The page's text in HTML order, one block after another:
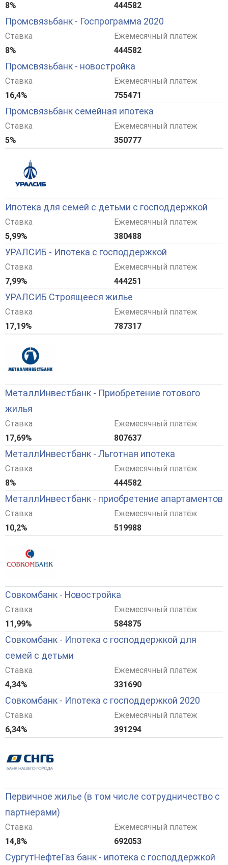
8%
444582
Промсвязьбанк - Госпрограмма 2020
Ставка
8%
Ежемесячный платёж
444582
Промсвязьбанк - новостройка
Ставка
16,4%
Ежемесячный платёж
755471
Промсвязьбанк семейная ипотека
Ставка
5%
Ежемесячный платёж
350777
Ипотека для семей с детьми с господдержкой
Ставка
5,99%
Ежемесячный платёж
380488
УРАЛСИБ - Ипотека с господдержкой
Ставка
7,99%
Ежемесячный платёж
444251
УРАЛСИБ Строящееся жилье
Ставка
17,19%
Ежемесячный платёж
787317
МеталлИнвестбанк - Приобретение готового
жилья
Ставка
17,69%
Ежемесячный платёж
807637
МеталлИнвестбанк - Льготная ипотека
Ставка
8%
Ежемесячный платёж
444582
МеталлИнвестбанк - приобретение апартаментов
Ставка
10,2%
Ежемесячный платёж
519988
Совкомбанк - Новостройка
Ставка
11,99%
Ежемесячный платёж
584875
Совкомбанк - Ипотека с господдержкой для
семей с детьми
Ставка
4,34%
Ежемесячный платёж
331690
Совкомбанк - Ипотека с господдержкой 2020
Ставка
6,34%
Ежемесячный платёж
391294
Первичное жилье (в том числе сотрудничество с
партнерами)
Ставка
14,8%
Ежемесячный платёж
692053
СургутНефтеГаз банк - ипотека с господдержкой